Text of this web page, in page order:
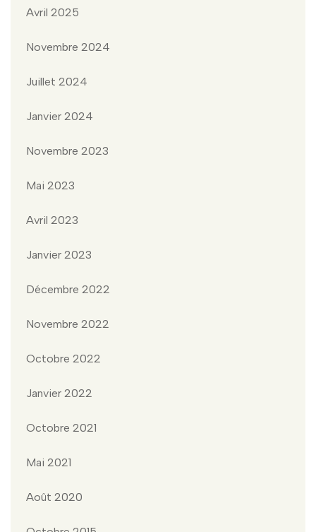
Avril 2025
Novembre 2024
Juillet 2024
Janvier 2024
Novembre 2023
Mai 2023
Avril 2023
Janvier 2023
Décembre 2022
Novembre 2022
Octobre 2022
Janvier 2022
Octobre 2021
Mai 2021
Août 2020